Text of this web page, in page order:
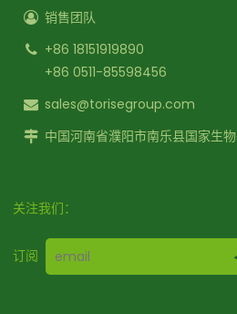
销售团队
+86 18151919890
+86 0511-85598456
sales@torisegroup.com
中国河南省濮阳市南乐县国家生
关注我们：
订阅